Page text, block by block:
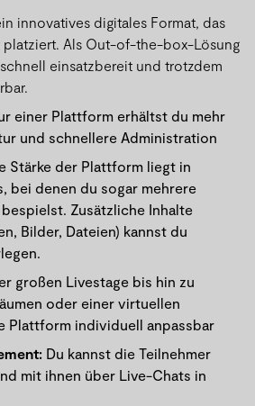
innovatives digitales Format, das
platziert. Als Out-of-the-box-Lösung
einsatzbereit und trotzdem
einer Plattform erhältst du mehr
und schnellere Administration
Stärke der Plattform liegt in
bei denen du sogar mehrere
Zusätzliche Inhalte
Bilder, Dateien) kannst du
großen Livestage bis hin zu
oder einer virtuellen
Plattform individuell anpassbar
Du kannst die Teilnehmer
mit ihnen über Live-Chats in